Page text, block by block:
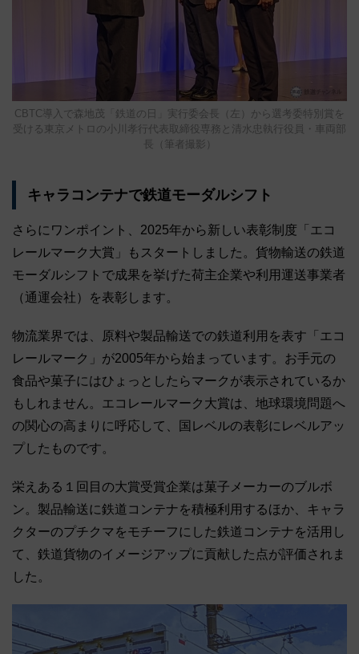
CBTC導入で森地茂「鉄道の日」実行委会長（左）から選考委特別賞を
受ける東京メトロの小川孝行代表取締役専務と清水忠執行役員・車両部
長（筆者撮影）
キャラコンテナで鉄道モーダルシフト
さらにワンポイント、2025年から新しい表彰制度「エコ
レールマーク大賞」もスタートしました。貨物輸送の鉄道
モーダルシフトで成果を挙げた荷主企業や利用運送事業者
（通運会社）を表彰します。
物流業界では、原料や製品輸送での鉄道利用を表す「エコ
レールマーク」が2005年から始まっています。お手元の
食品や菓子にはひょっとしたらマークが表示されているか
もしれません。エコレールマーク大賞は、地球環境問題へ
の関心の高まりに呼応して、国レベルの表彰にレベルアッ
プしたものです。
栄えある１回目の大賞受賞企業は菓子メーカーのブルボ
ン。製品輸送に鉄道コンテナを積極利用するほか、キャラ
クターのプチクマをモチーフにした鉄道コンテナを活用し
て、鉄道貨物のイメージアップに貢献した点が評価されま
した。